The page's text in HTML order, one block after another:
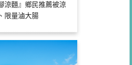
涼麵』鄉民推薦被涼
限量滷大腸